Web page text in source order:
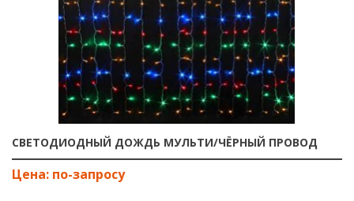
СВЕТОДИОДНЫЙ ДОЖДЬ МУЛЬТИ/ЧЁРНЫЙ ПРОВОД